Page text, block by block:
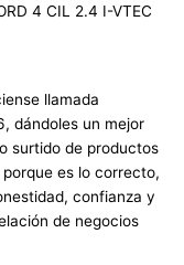
4 CIL 2.4 I-VTEC
llamada
dándoles un mejor
surtido de productos
es lo correcto,
confianza y
de negocios